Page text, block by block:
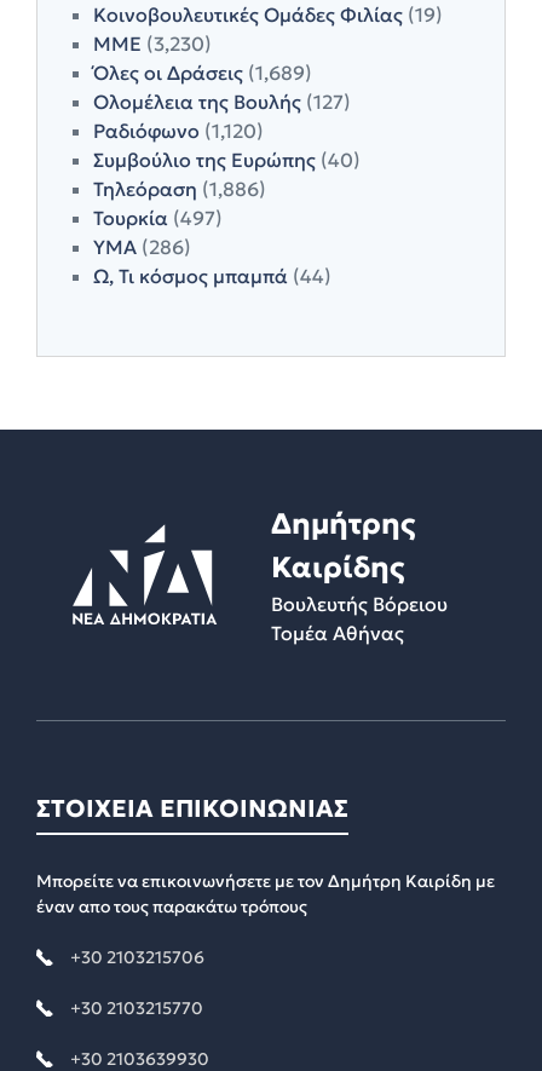
Κοινοβουλευτικές Ομάδες Φιλίας (19)
ΜΜΕ (3,230)
Όλες οι Δράσεις (1,689)
Ολομέλεια της Βουλής (127)
Ραδιόφωνο (1,120)
Συμβούλιο της Ευρώπης (40)
Τηλεόραση (1,886)
Τουρκία (497)
ΥΜΑ (286)
Ω, Τι κόσμος μπαμπά (44)
Δημήτρης
Καιρίδης
Βουλευτής Βόρειου
Τομέα Αθήνας
ΣΤΟΙΧΕΙΑ ΕΠΙΚΟΙΝΩΝΙΑΣ
Μπορείτε να επικοινωνήσετε με τον Δημήτρη Καιρίδη με
έναν απο τους παρακάτω τρόπους
+30 2103215706
+30 2103215770
+30 2103639930